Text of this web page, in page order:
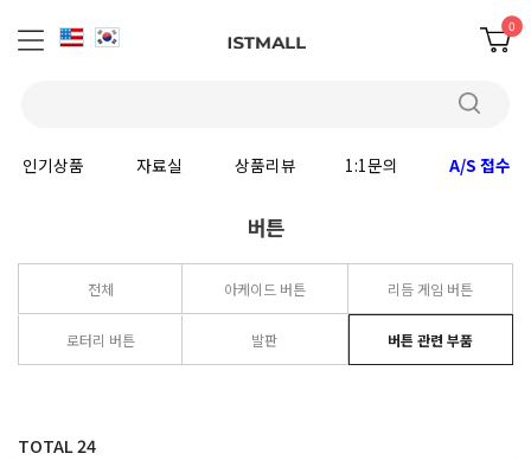
0
인기상품 자료실 상품리뷰 1:1문의 A/S 접수
버튼
전체 아케이드 버튼 리듬 게임 버튼
로터리 버튼 발판 버튼 관련 부품
TOTAL24